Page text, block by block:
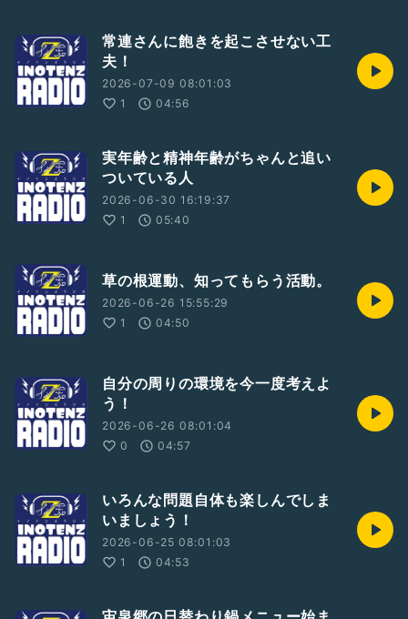
常連さんに飽きを起こさせない工
夫！
2026-07-09 08:01:03
1
04:56
実年齢と精神年齢がちゃんと追い
ついている人
2026-06-30 16:19:37
1
05:40
草の根運動、知ってもらう活動。
2026-06-26 15:55:29
1
04:50
自分の周りの環境を今一度考えよ
う！
2026-06-26 08:01:04
0
04:57
いろんな問題自体も楽しんでしま
いましょう！
2026-06-25 08:01:03
1
04:53